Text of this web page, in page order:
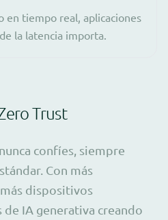
en tiempo real, aplicaciones
la latencia importa.
Trust
confíes, siempre
Con más
dispositivos
de IA generativa creando